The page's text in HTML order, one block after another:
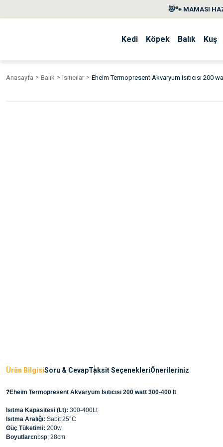
😻🐾 MAMASI
Kedi Köpek Balık Kuş
Anasayfa Balık Isıtıcılar Eheim Termopresent Akvaryum Isıtıcısı 200
Ürün BilgisiSoru & CevapTaksit SeçenekleriÖnerileriniz
?Eheim Termopresent Akvaryum Isıtıcısı 200 watt 300-400 lt
Isıtma Kapasitesi (Lt): 300-400Lt
Isıtma Aralığı: Sabit 25°C
Güç Tüketimi: 200w
Boyutları:nbsp; 28cm